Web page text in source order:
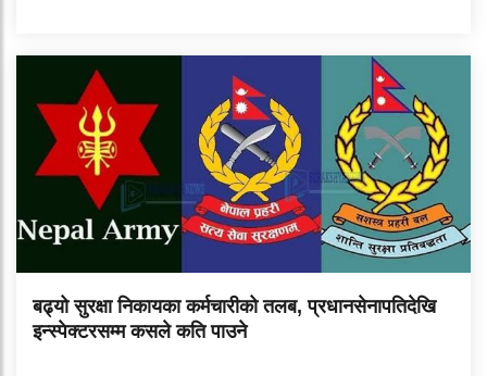
बढ्यो सुरक्षा निकायका कर्मचारीको तलब, प्रधानसेनापतिदेखि
इन्स्पेक्टरसम्म कसले कति पाउने